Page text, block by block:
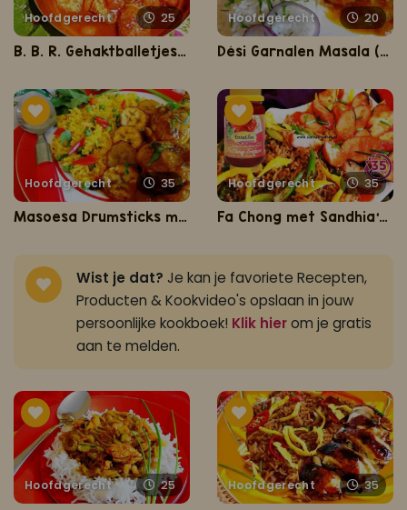
Hoofdgerecht 25
B. B. R. Gehaktballetjes (bruine bonen met rijst en gehaktballetjes)
Hoofdgerecht 20
Dési Garnalen Masala (garnalen in romige masala saus)
Hoofdgerecht 35
Masoesa Drumsticks met Moksie Alesie
Hoofdgerecht 35
Fa Chong met Sandhia's nasi
Wist je dat? Je kan je favoriete Recepten,
Producten & Kookvideo's opslaan in jouw
persoonlijke kookboek! Klik hierom je gratis
aan te melden.
Hoofdgerecht 25 Hoofdgerecht 35